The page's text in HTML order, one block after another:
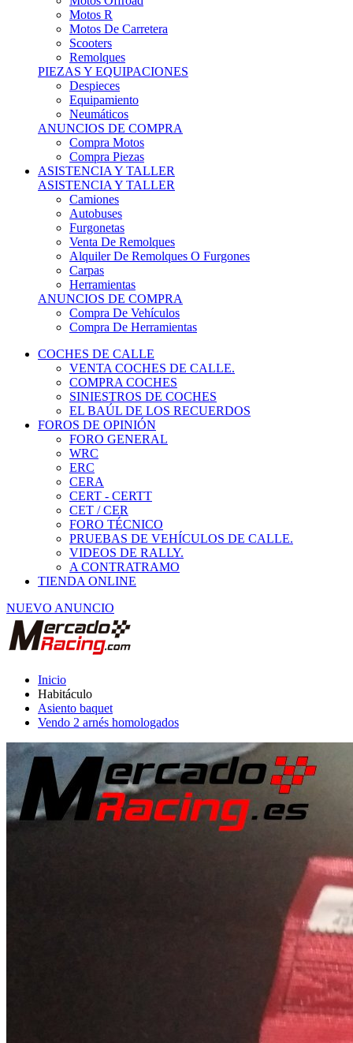
Motos R
Motos De Carretera
Scooters
Remolques
PIEZAS Y EQUIPACIONES
Despieces
Equipamiento
Neumáticos
ANUNCIOS DE COMPRA
Compra Motos
Compra Piezas
ASISTENCIA Y TALLER
ASISTENCIA Y TALLER
Camiones
Autobuses
Furgonetas
Venta De Remolques
Alquiler De Remolques O Furgones
Carpas
Herramientas
ANUNCIOS DE COMPRA
Compra De Vehículos
Compra De Herramientas
COCHES DE CALLE
VENTA COCHES DE CALLE.
COMPRA COCHES
SINIESTROS DE COCHES
EL BAÚL DE LOS RECUERDOS
FOROS DE OPINIÓN
FORO GENERAL
WRC
ERC
CERA
CERT - CERTT
CET / CER
FORO TÉCNICO
PRUEBAS DE VEHÍCULOS DE CALLE.
VIDEOS DE RALLY.
A CONTRATRAMO
TIENDA ONLINE
NUEVO ANUNCIO
Inicio
Habitáculo
Asiento baquet
Vendo 2 arnés homologados